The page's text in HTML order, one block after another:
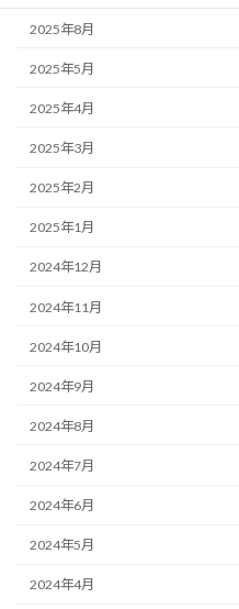
2025年8月
2025年5月
2025年4月
2025年3月
2025年2月
2025年1月
2024年12月
2024年11月
2024年10月
2024年9月
2024年8月
2024年7月
2024年6月
2024年5月
2024年4月